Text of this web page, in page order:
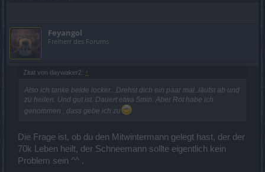
Feyangol
Freiherr des Forums
Zitat von daywaker2: ↑
Also ich tanke beide locker...Drehst dich ein paar mal..läufst ab und
zu heilen. Und gut ist. Dauert etwa 5min. Aber Rot habe ich
genommen , dass gebe ich zu
Die Frage ist, ob du den Mitwintermann gelegt hast, der der
70k Leben heilt, der Schneemann sollte eigentlich kein
Problem sein ^^ .